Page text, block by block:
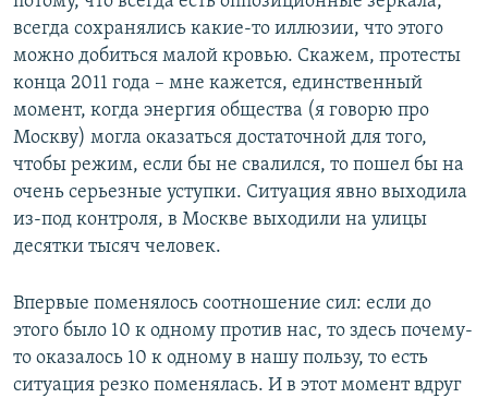
всегда сохранялись какие-то иллюзии, что этого
можно добиться малой кровью. Скажем, протесты
конца 2011 года – мне кажется, единственный
момент, когда энергия общества (я говорю про
Москву) могла оказаться достаточной для того,
чтобы режим, если бы не свалился, то пошел бы на
очень серьезные уступки. Ситуация явно выходила
из-под контроля, в Москве выходили на улицы
десятки тысяч человек.
Впервые поменялось соотношение сил: если до
этого было 10 к одному против нас, то здесь почему-
то оказалось 10 к одному в нашу пользу, то есть
ситуация резко поменялась. И в этот момент вдруг